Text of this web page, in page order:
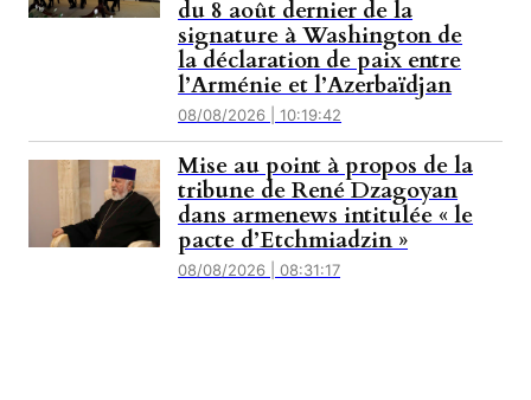
du 8 août dernier de la
signature à Washington de
la déclaration de paix entre
l’Arménie et l’Azerbaïdjan
08/08/2026 | 10:19:42
Mise au point à propos de la
tribune de René Dzagoyan
dans armenews intitulée « le
pacte d’Etchmiadzin »
08/08/2026 | 08:31:17